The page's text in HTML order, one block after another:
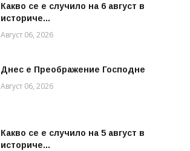
Какво се е случило на 6 август в
историче...
Август 06, 2026
Днес е Преображение Господне
Август 06, 2026
Какво се е случило на 5 август в
историче...